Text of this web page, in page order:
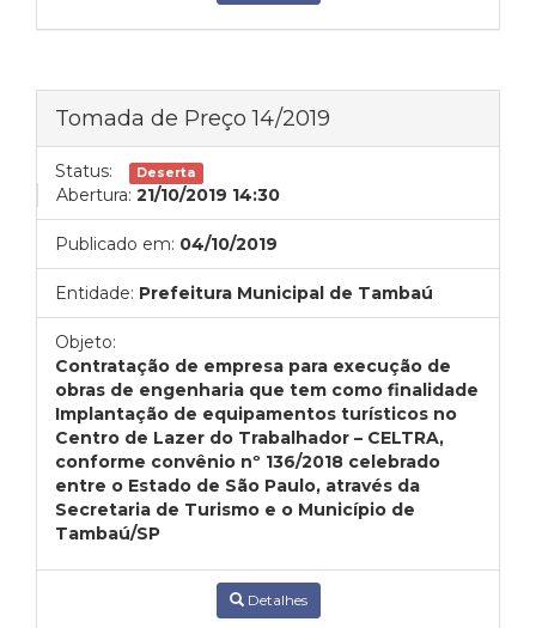
Tomada de Preço 14/2019
Status: Deserta
Abertura: 21/10/2019 14:30
Publicado em: 04/10/2019
Entidade: Prefeitura Municipal de Tambaú
Objeto:
Contratação de empresa para execução de
obras de engenharia que tem como finalidade
Implantação de equipamentos turísticos no
Centro de Lazer do Trabalhador – CELTRA,
conforme convênio nº 136/2018 celebrado
entre o Estado de São Paulo, através da
Secretaria de Turismo e o Município de
Tambaú/SP
Detalhes